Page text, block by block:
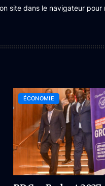
site dans le navigateur
ÉCONOMIE